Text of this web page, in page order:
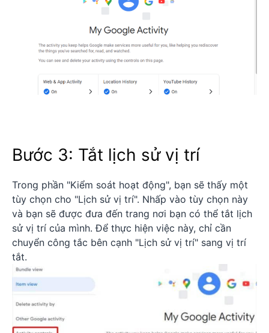
Bước 3: Tắt lịch sử vị trí
Trong phần "Kiểm soát hoạt động", bạn sẽ thấy một
tùy chọn cho "Lịch sử vị trí". Nhấp vào tùy chọn này
và bạn sẽ được đưa đến trang nơi bạn có thể tắt lịch
sử vị trí của mình. Để thực hiện việc này, chỉ cần
chuyển công tắc bên cạnh "Lịch sử vị trí" sang vị trí
tắt.